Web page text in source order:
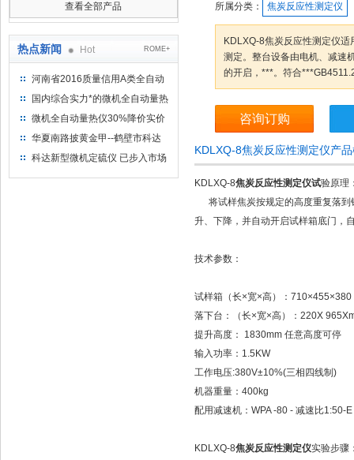
查看全部产品
热点新闻 Hot ROME+
河南省2016质量信用A类全自动
量热仪
国内综合实力*的微机全自动量热
仪制造企业
微机全自动量热仪30%降价实价
出售
华夏南路披黄金甲--鹤壁市科达
仪器仪表有限公司
科达新型微机定硫仪 已步入市场
所属分类：
焦炭反应性测定仪
KDLXQ-8焦炭反应性测定仪
测定。整台设备由电机、减速
的开启，***。符合
咨询订购
KDLXQ-8焦炭反应性测定仪产
KDLXQ-8焦炭反应性测定仪试验原理
将试样焦炭按规定的高度重复落到
升、下降，并自动开启试样箱底门，
技术参数：
试样箱（长×宽×高）：710×455×380
落下台：（长×宽×高）：220X
提升高度： 1830mm 任意高度可停
输入功率：1.5KW
工作电压:380V±10%(三相四线制)
机器重量：400kg
配用减速机：WPA -80 - 减速比1:50-
KDLXQ-8焦炭反应性测定仪实验步骤